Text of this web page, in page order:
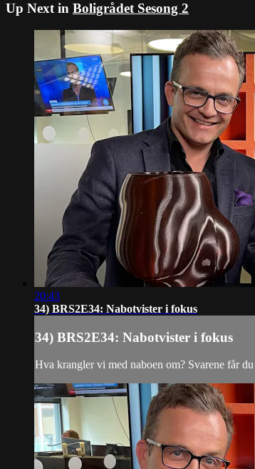
Up Next in Boligrådet Sesong 2
20:43
34) BRS2E34: Nabotvister i fokus
34) BRS2E34: Nabotvister i fokus
Hva krangler vi med naboen om? Svarene får